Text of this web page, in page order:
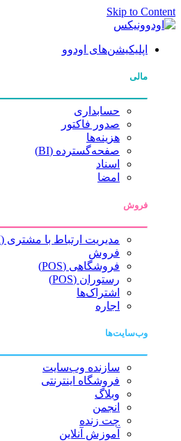
Skip to Content
اپلیکیشن‌های اودوو
مالی
حسابداری
صدور فاکتور
هزینه‌ها
صفحه‌گسترده (BI)
اسناد
امضا
فروش
مدیریت ارتباط با مشتری (CRM)
فروش
فروشگاهی (POS)
رستوران (POS)
اشتراک‌ها
اجاره
وب‌سایت‌ها
سازنده وب‌سایت
فروشگاه اینترنتی
وبلاگ
انجمن
چت زنده
آموزش آنلاین